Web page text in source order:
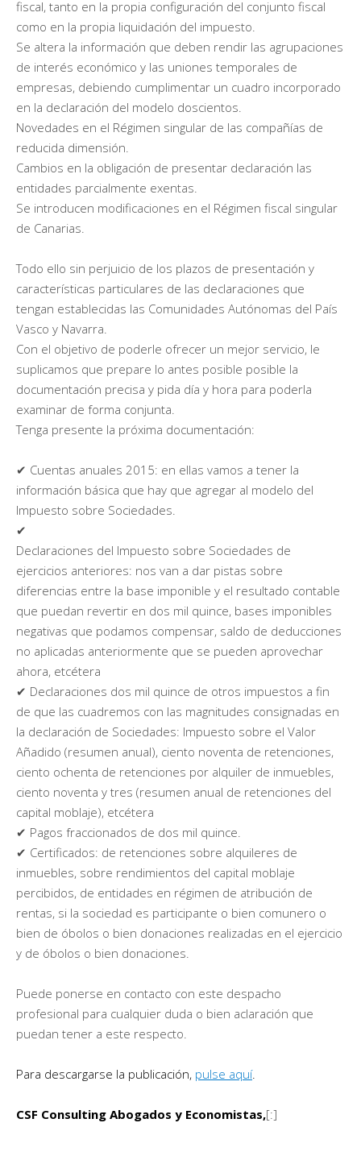
fiscal, tanto en la propia configuración del conjunto fiscal
como en la propia liquidación del impuesto.
Se altera la información que deben rendir las agrupaciones
de interés económico y las uniones temporales de
empresas, debiendo cumplimentar un cuadro incorporado
en la declaración del modelo doscientos.
Novedades en el Régimen singular de las compañías de
reducida dimensión.
Cambios en la obligación de presentar declaración las
entidades parcialmente exentas.
Se introducen modificaciones en el Régimen fiscal singular
de Canarias.
Todo ello sin perjuicio de los plazos de presentación y
características particulares de las declaraciones que
tengan establecidas las Comunidades Autónomas del País
Vasco y Navarra.
Con el objetivo de poderle ofrecer un mejor servicio, le
suplicamos que prepare lo antes posible posible la
documentación precisa y pida día y hora para poderla
examinar de forma conjunta.
Tenga presente la próxima documentación:
✔ Cuentas anuales 2015: en ellas vamos a tener la
información básica que hay que agregar al modelo del
Impuesto sobre Sociedades.
✔
Declaraciones del Impuesto sobre Sociedades de
ejercicios anteriores: nos van a dar pistas sobre
diferencias entre la base imponible y el resultado contable
que puedan revertir en dos mil quince, bases imponibles
negativas que podamos compensar, saldo de deducciones
no aplicadas anteriormente que se pueden aprovechar
ahora, etcétera
✔ Declaraciones dos mil quince de otros impuestos a fin
de que las cuadremos con las magnitudes consignadas en
la declaración de Sociedades: Impuesto sobre el Valor
Añadido (resumen anual), ciento noventa de retenciones,
ciento ochenta de retenciones por alquiler de inmuebles,
ciento noventa y tres (resumen anual de retenciones del
capital moblaje), etcétera
✔ Pagos fraccionados de dos mil quince.
✔ Certificados: de retenciones sobre alquileres de
inmuebles, sobre rendimientos del capital moblaje
percibidos, de entidades en régimen de atribución de
rentas, si la sociedad es participante o bien comunero o
bien de óbolos o bien donaciones realizadas en el ejercicio
y de óbolos o bien donaciones.
Puede ponerse en contacto con este despacho
profesional para cualquier duda o bien aclaración que
puedan tener a este respecto.
Para descargarse la publicación, pulse aquí.
CSF Consulting Abogados y Economistas,[:]